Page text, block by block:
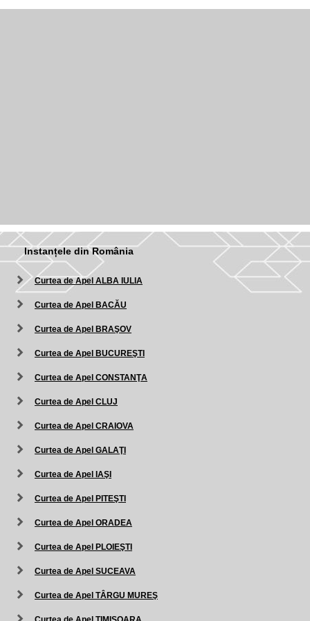
Instanțele din România
Curtea de Apel ALBA IULIA
Curtea de Apel BACĂU
Curtea de Apel BRAŞOV
Curtea de Apel BUCUREŞTI
Curtea de Apel CONSTANŢA
Curtea de Apel CLUJ
Curtea de Apel CRAIOVA
Curtea de Apel GALAŢI
Curtea de Apel IAŞI
Curtea de Apel PITEŞTI
Curtea de Apel ORADEA
Curtea de Apel PLOIEŞTI
Curtea de Apel SUCEAVA
Curtea de Apel TÂRGU MUREŞ